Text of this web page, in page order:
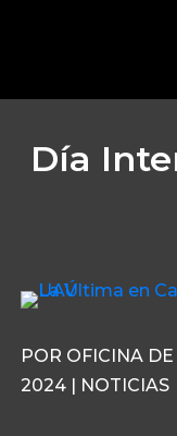
Día
POR OFICINA
2024 | NOTICIAS